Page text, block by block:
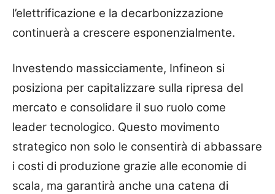
l’elettrificazione e la decarbonizzazione
continuerà a crescere esponenzialmente.
Investendo massicciamente, Infineon si
posiziona per capitalizzare sulla ripresa del
mercato e consolidare il suo ruolo come
leader tecnologico. Questo movimento
strategico non solo le consentirà di abbassare
i costi di produzione grazie alle economie di
scala, ma garantirà anche una catena di